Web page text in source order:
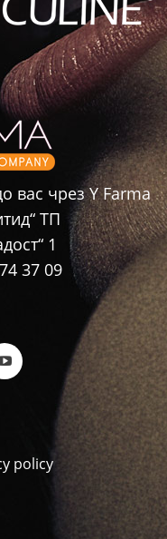
вас чрез Y Farma
ТП
1
37 09
policy